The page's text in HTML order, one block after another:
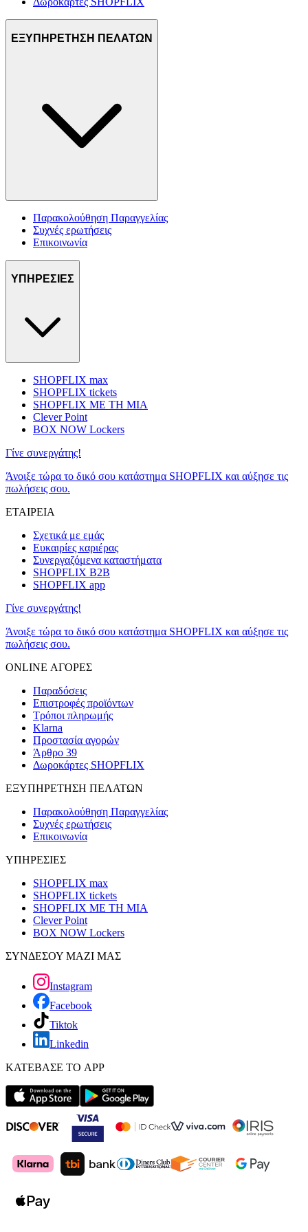
ΕΞΥΠΗΡΕΤΗΣΗ ΠΕΛΑΤΩΝ
Παρακολούθηση Παραγγελίας
Συχνές ερωτήσεις
Επικοινωνία
ΥΠΗΡΕΣΙΕΣ
SHOPFLIX max
SHOPFLIX tickets
SHOPFLIX ΜΕ ΤΗ ΜΙΑ
Clever Point
BOX NOW Lockers
Γίνε συνεργάτης!
Άνοιξε τώρα το δικό σου κατάστημα SHOPFLIX και αύξησε τις
πωλήσεις σου.
ΕΤΑΙΡΕΙΑ
Σχετικά με εμάς
Ευκαιρίες καριέρας
Συνεργαζόμενα καταστήματα
SHOPFLIX B2B
SHOPFLIX app
Γίνε συνεργάτης!
Άνοιξε τώρα το δικό σου κατάστημα SHOPFLIX και αύξησε τις
πωλήσεις σου.
ONLINE ΑΓΟΡΕΣ
Παραδόσεις
Επιστροφές προϊόντων
Τρόποι πληρωμής
Klarna
Προστασία αγορών
Άρθρο 39
Δωροκάρτες SHOPFLIX
ΕΞΥΠΗΡΕΤΗΣΗ ΠΕΛΑΤΩΝ
Παρακολούθηση Παραγγελίας
Συχνές ερωτήσεις
Επικοινωνία
ΥΠΗΡΕΣΙΕΣ
SHOPFLIX max
SHOPFLIX tickets
SHOPFLIX ΜΕ ΤΗ ΜΙΑ
Clever Point
BOX NOW Lockers
ΣΥΝΔΕΣΟΥ ΜΑΖΙ ΜΑΣ
Instagram
Facebook
Tiktok
Linkedin
ΚΑΤΕΒΑΣΕ ΤΟ APP